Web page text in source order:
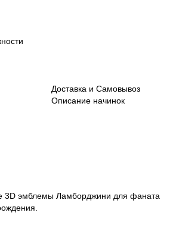
Доставка и Самовывоз
Описание начинок
3D эмблемы Ламборджини для фаната